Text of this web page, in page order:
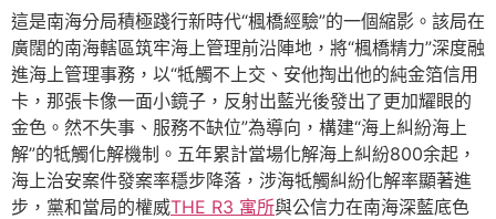
這是南海分局積極踐行新時代“楓橋經驗”的一個縮影。該局在
廣闊的南海轄區筑牢海上管理前沿陣地，將“楓橋精力”深度融
進海上管理事務，以“牴觸不上交、安他掏出他的純金箔信用
卡，那張卡像一面小鏡子，反射出藍光後發出了更加耀眼的
金色。然不失事、服務不缺位”為導向，構建“海上糾紛海上
解”的牴觸化解機制。五年累計當場化解海上糾紛800余起，
海上治安案件發案率穩步降落，涉海牴觸糾紛化解率顯著進
步，黨和當局的權威THE R3 寓所與公信力在南海深藍底色